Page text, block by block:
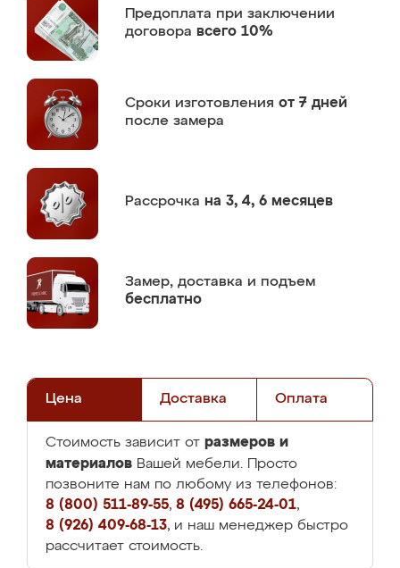
Предоплата при заключении
договора всего 10%
Сроки изготовления от 7 дней
после замера
Рассрочка на 3, 4, 6 месяцев
Замер, доставка и подъем
бесплатно
Цена Доставка Оплата
Стоимость зависит от размеров и
материалов Вашей мебели. Просто
позвоните нам по любому из телефонов:
8 (800) 511-89-55, 8 (495) 665-24-01,
8 (926) 409-68-13, и наш менеджер быстро
рассчитает стоимость.